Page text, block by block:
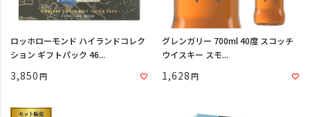
ロッホローモンド ハイランドコレク
ション ギフトパック 46...
3,850
グレンガリー 700ml 40度 スコッチ
ウイスキー スモ...
1,628